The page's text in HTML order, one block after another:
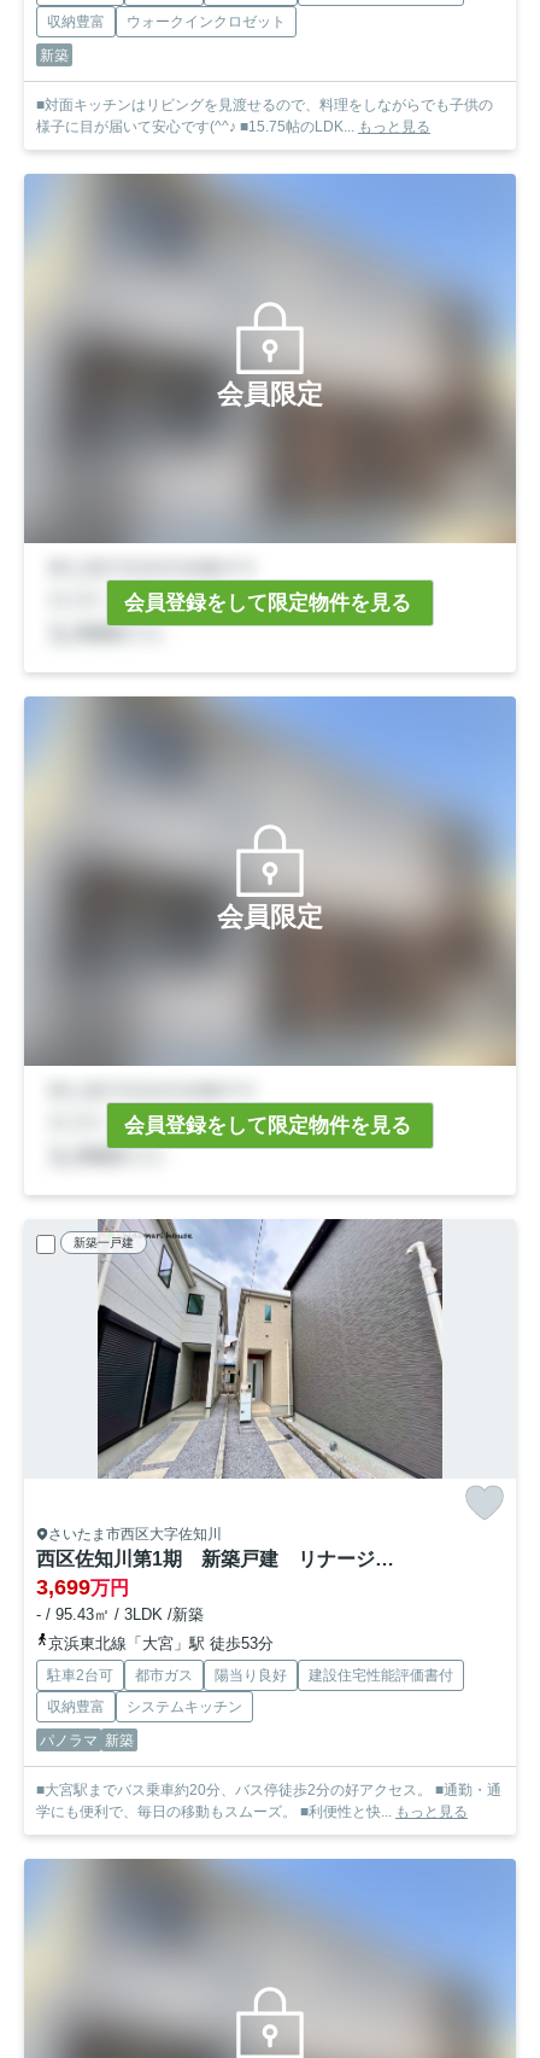
収納豊富
ウォークインクロゼット
新築
■対面キッチンはリビングを見渡せるので、料理をしながらでも子供の
様子に目が届いて安心です(^^♪ ■15.75帖のLDK...
もっと見る
会員限定
会員登録をして限定物件を見る
会員限定
会員登録をして限定物件を見る
新築一戸建
さいたま市西区大字佐知川
西区佐知川第1期 新築戸建 リナージュ02
3,699万円
- / 95.43㎡ / 3LDK /新築
京浜東北線「大宮」駅 徒歩53分
駐車2台可 都市ガス 陽当り良好
建設住宅性能評価書付
収納豊富
システムキッチン
パノラマ 新築
■大宮駅までバス乗車約20分、バス停徒歩2分の好アクセス。 ■通勤・通
学にも便利で、毎日の移動もスムーズ。 ■利便性と快...
もっと見る